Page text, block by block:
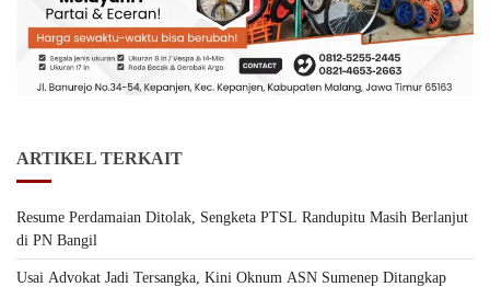
ARTIKEL TERKAIT
Resume Perdamaian Ditolak, Sengketa PTSL Randupitu Masih Berlanjut
di PN Bangil
Usai Advokat Jadi Tersangka, Kini Oknum ASN Sumenep Ditangkap